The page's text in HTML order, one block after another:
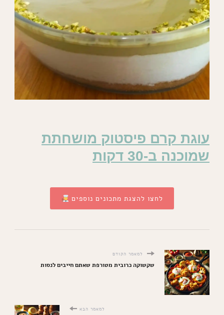
עוגת קרם פיסטוק מושחתת
שמוכנה ב-30 דקות
לחצו להצגת מתכונים נוספים
למאמר הקודם
שקשוקה כרובית מטורפת שאתם חייבים לנסות
למאמר הבא